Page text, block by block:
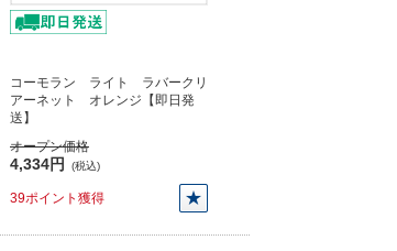
コーモラン ライト ラバークリ
アーネット オレンジ【即日発
送】
オープン価格
4,334円 (税込)
39ポイント獲得